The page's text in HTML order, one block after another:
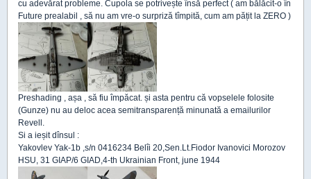
cu adevărat probleme. Cupola se potrivește însă perfect ( am bălăcit-o în
Future prealabil , să nu am vre-o surpriză tîmpită, cum am pățit la ZERO )
Preshading , așa , să fiu împăcat. și asta pentru că vopselele folosite
(Gunze) nu au deloc acea semitransparență minunată a emailurilor
Revell.
Si a ieșit dînsul :
Yakovlev Yak-1b ,s/n 0416234 Belîi 20,Sen.Lt.Fiodor Ivanovici Morozov
HSU, 31 GIAP/6 GIAD,4-th Ukrainian Front, june 1944